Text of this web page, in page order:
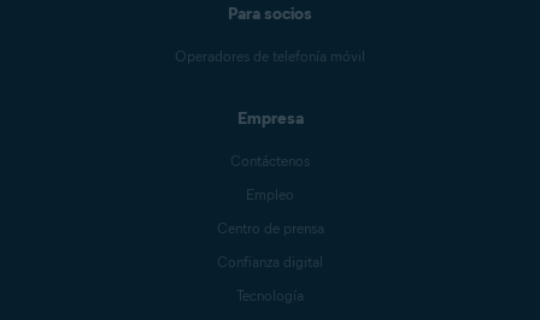
Para socios
Operadores de telefonía móvil
Empresa
Contáctenos
Empleo
Centro de prensa
Confianza digital
Tecnología